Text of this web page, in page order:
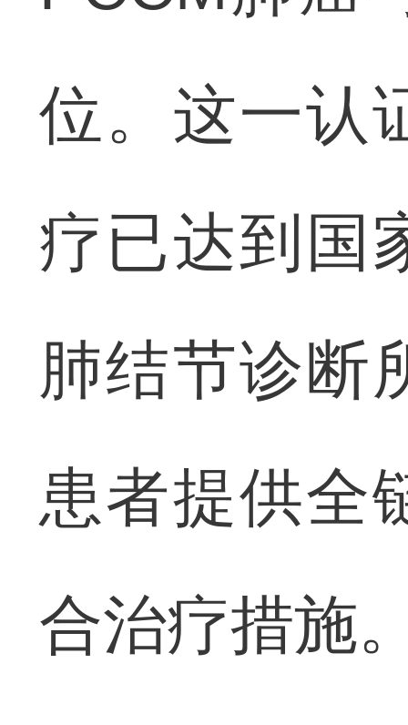
位。这一认
疗已达到国
肺结节诊断
患者提供全
合治疗措施